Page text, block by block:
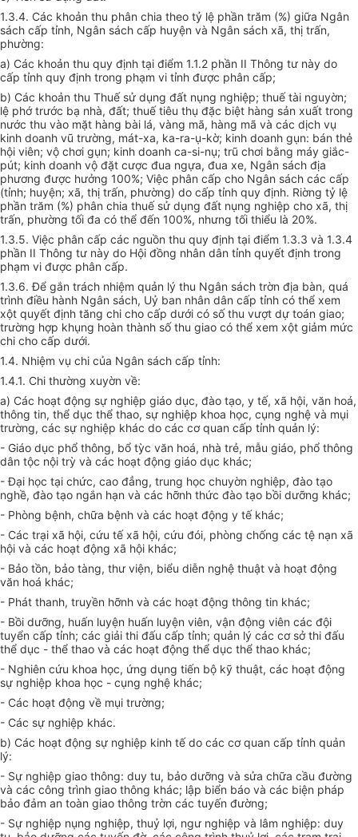
1.3.4. Các khoản thu phân chia theo tỷ lệ phần trăm (%) giữa Ngân
sách cấp tỉnh, Ngân sách cấp huyện và Ngân sách xã, thị trấn,
phường:
a) Các khoản thu quy định tại điểm 1.1.2 phần II Thông tư này do
cấp tỉnh quy định trong phạm vi tỉnh được phân cấp;
b) Các khoản thu Thuế sử dụng đất nụng nghiệp; thuế tài nguyờn;
lệ phớ trước bạ nhà, đất; thuế tiêu thụ đặc biệt hàng sản xuất trong
nước thu vào mặt hàng bài lá, vàng mã, hàng mã và các dịch vụ
kinh doanh vũ trường, mát-xa, ka-ra-ụ-kờ; kinh doanh gụn: bán thẻ
hội viên; vộ chơi gụn; kinh doanh ca-si-nụ; trũ chơi bằng máy giắc-
pút; kinh doanh vộ đặt cược đua ngựa, đua xe, Ngân sách địa
phương được hưởng 100%; Việc phân cấp cho Ngân sách các cấp
(tỉnh; huyện; xã, thị trấn, phường) do cấp tỉnh quy định. Riờng tỷ lệ
phần trăm (%) phân chia thuế sử dụng đất nụng nghiệp cho xã, thị
trấn, phường tối đa có thể đến 100%, nhưng tối thiểu là 20%.
1.3.5. Việc phân cấp các nguồn thu quy định tại điểm 1.3.3 và 1.3.4
phần II Thông tư này do Hội đồng nhân dân tỉnh quyết định trong
phạm vi được phân cấp.
1.3.6. Để gắn trách nhiệm quản lý thu Ngân sách trờn địa bàn, quá
trình điều hành Ngân sách, Uỷ ban nhân dân cấp tỉnh có thể xem
xột quyết định tăng chi cho cấp dưới có số thu vượt dự toán giao;
trường hợp khụng hoàn thành số thu giao có thể xem xột giảm mức
chi cho cấp dưới.
1.4. Nhiệm vụ chi của Ngân sách cấp tỉnh:
1.4.1. Chi thường xuyờn về:
a) Các hoạt động sự nghiệp giáo dục, đào tạo, y tế, xã hội, văn hoá,
thông tin, thể dục thể thao, sự nghiệp khoa học, cụng nghệ và mụi
trường, các sự nghiệp khác do các cơ quan cấp tỉnh quản lý:
- Giáo dục phổ thông, bổ tỳc văn hoá, nhà trẻ, mẫu giáo, phổ thông
dân tộc nội trỳ và các hoạt động giáo dục khác;
- Đại học tại chức, cao đẳng, trung học chuyờn nghiệp, đào tạo
nghề, đào tạo ngắn hạn và các hỡnh thức đào tạo bồi dưỡng khác;
- Phòng bệnh, chữa bệnh và các hoạt động y tế khác;
- Các trại xã hội, cứu tế xã hội, cứu đói, phòng chống các tệ nạn xã
hội và các hoạt động xã hội khác;
- Bảo tồn, bảo tàng, thư viện, biểu diễn nghệ thuật và hoạt động
văn hoá khác;
- Phát thanh, truyền hỡnh và các hoạt động thông tin khác;
- Bồi dưỡng, huấn luyện huấn luyện viên, vận động viên các đội
tuyển cấp tỉnh; các giải thi đấu cấp tỉnh; quản lý các cơ sở thi đấu
thể dục - thể thao và các hoạt động thể dục thể thao khác;
- Nghiên cứu khoa học, ứng dụng tiến bộ kỹ thuật, các hoạt động
sự nghiệp khoa học - cụng nghệ khác;
- Các hoạt động về mụi trường;
- Các sự nghiệp khác.
b) Các hoạt động sự nghiệp kinh tế do các cơ quan cấp tỉnh quản
lý:
- Sự nghiệp giao thông: duy tu, bảo dưỡng và sửa chữa cầu đường
và các công trình giao thông khác; lập biển báo và các biện pháp
bảo đảm an toàn giao thông trờn các tuyến đường;
- Sự nghiệp nụng nghiệp, thuỷ lợi, ngư nghiệp và lâm nghiệp: duy